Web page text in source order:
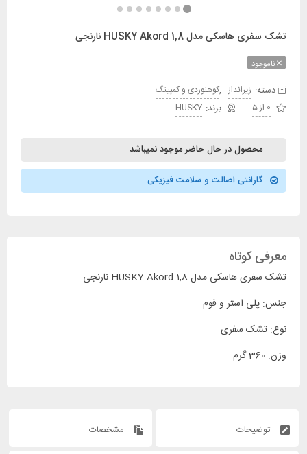
تشک سفری هاسکی مدل HUSKY Akord 1,8 نارنجی
ناموجود
دسته: زیرانداز , کوهنوردی و کمپینگ
0 از 5
HUSKY
محصول در حال حاضر موجود نمیباشد
گارانتی اصالت و سلامت فیزیکی
معرفی کوتاه
تشک سفری هاسکی مدل HUSKY Akord 1,8 نارنجی
جنس: پلی استر و فوم
نوع: تشک سفری
وزن: 360 گرم
توضیحات مشخصات